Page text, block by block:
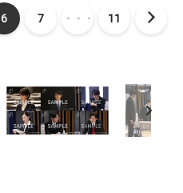
6 7 ・・・ 11